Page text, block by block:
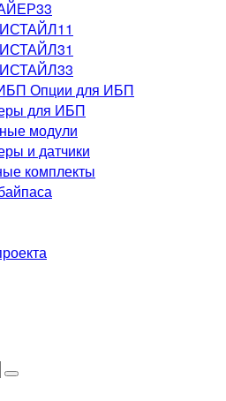
Опции для ИБП
для ИБП
модули
и датчики
комплекты